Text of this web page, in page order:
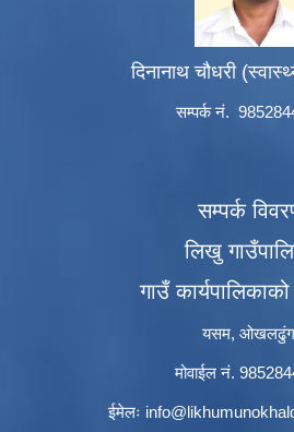
दिनानाथ चौधरी
सम्पर्क नं.
सम्पर्क
लिखु
गाउँ
यसम,
मोवाईल नं.
ईमेलः